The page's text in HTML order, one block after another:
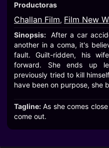
Productoras
Challan Film, Film New
Sinopsis: After a car
another in a coma, it's
fault. Guilt-ridden, his
forward. She ends up
previously tried to kill
have been on purpose, she
Tagline: As she comes
come out.